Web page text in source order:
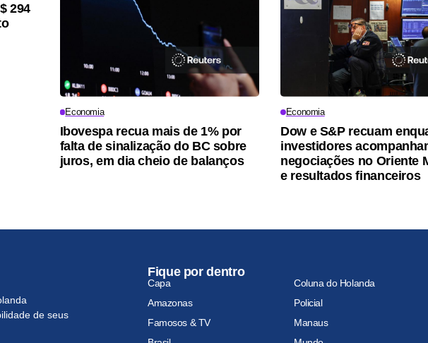
294
Economia
Ibovespa recua mais de 1% por
falta de sinalização do BC sobre
juros, em dia cheio de balanços
Economia
Dow e S&P recuam
investidores
negociações no Oriente
e resultados financeiros
de seus
Fique por dentro
Capa
Coluna do Holanda
Amazonas
Policial
Famosos & TV
Manaus